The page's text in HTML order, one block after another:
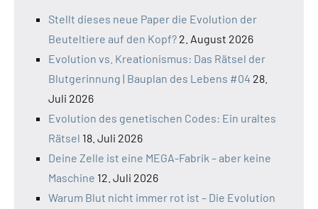
Stellt dieses neue Paper die Evolution der
Beuteltiere auf den Kopf? 2. August 2026
Evolution vs. Kreationismus: Das Rätsel der
Blutgerinnung | Bauplan des Lebens #04 28.
Juli 2026
Evolution des genetischen Codes: Ein uraltes
Rätsel 18. Juli 2026
Deine Zelle ist eine MEGA-Fabrik – aber keine
Maschine 12. Juli 2026
Warum Blut nicht immer rot ist – Die Evolution